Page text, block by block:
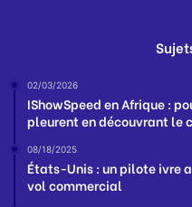
02/03/2026
IShowSpeed en Afrique :
pleurent en découvrant le
08/18/2025
États-Unis : un pilote ivre
vol commercial